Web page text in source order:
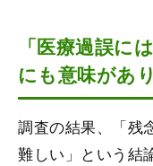
「医療過誤に
にも意味があ
調査の結果、「残
難しい」という結